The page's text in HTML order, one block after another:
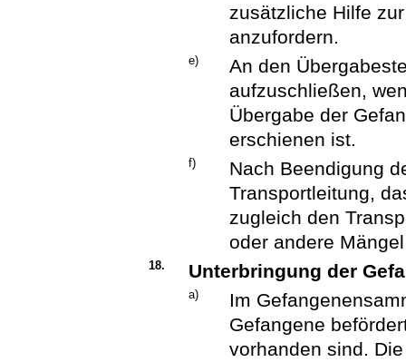
zusätzliche Hilfe
anzufordern.
e)
An den
aufzuschließen,
Übergabe der
erschienen ist.
f)
Nach Beendigung
Transportleitung,
zugleich den
oder andere
18. Unterbringung der
a)
Im
Gefangene
vorhanden sind.